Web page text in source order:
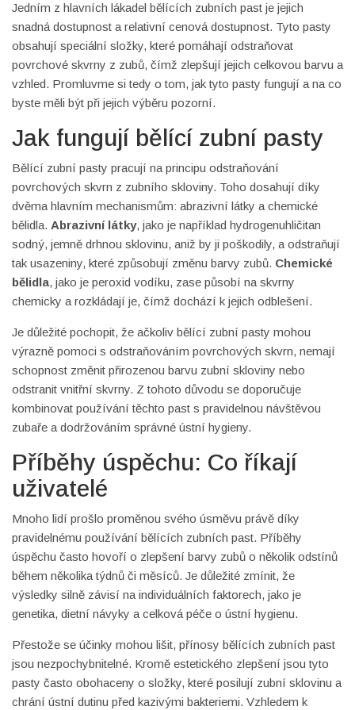
Jedním z hlavních lákadel bělících zubních past je jejich
snadná dostupnost a relativní cenová dostupnost. Tyto pasty
obsahují speciální složky, které pomáhají odstraňovat
povrchové skvrny z zubů, čímž zlepšují jejich celkovou barvu a
vzhled. Promluvme si tedy o tom, jak tyto pasty fungují a na co
byste měli být při jejich výběru pozorní.
Jak fungují bělící zubní pasty
Bělící zubní pasty pracují na principu odstraňování
povrchových skvrn z zubního skloviny. Toho dosahují díky
dvěma hlavním mechanismům: abrazivní látky a chemické
bělidla. Abrazivní látky, jako je například hydrogenuhličitan
sodný, jemně drhnou sklovinu, aniž by ji poškodily, a odstraňují
tak usazeniny, které způsobují změnu barvy zubů. Chemické
bělidla, jako je peroxid vodíku, zase působí na skvrny
chemicky a rozkládají je, čímž dochází k jejich odblešení.
Je důležité pochopit, že ačkoliv bělící zubní pasty mohou
výrazně pomoci s odstraňováním povrchových skvrn, nemají
schopnost změnit přirozenou barvu zubní skloviny nebo
odstranit vnitřní skvrny. Z tohoto důvodu se doporučuje
kombinovat používání těchto past s pravidelnou návštěvou
zubaře a dodržováním správné ústní hygieny.
Příběhy úspěchu: Co říkají
uživatelé
Mnoho lidí prošlo proměnou svého úsměvu právě díky
pravidelnému používání bělících zubních past. Příběhy
úspěchu často hovoří o zlepšení barvy zubů o několik odstínů
během několika týdnů či měsíců. Je důležité zmínit, že
výsledky silně závisí na individuálních faktorech, jako je
genetika, dietní návyky a celková péče o ústní hygienu.
Přestože se účinky mohou lišit, přínosy bělících zubních past
jsou nezpochybnitelné. Kromě estetického zlepšení jsou tyto
pasty často obohaceny o složky, které posilují zubní sklovinu a
chrání ústní dutinu před kazivými bakteriemi. Vzhledem k